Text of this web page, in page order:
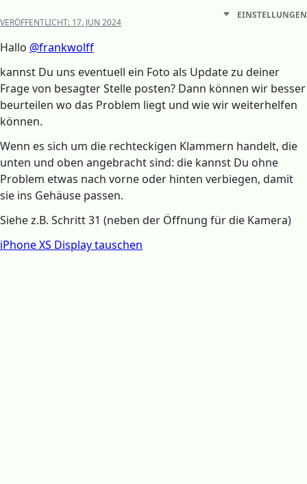
VERÖFFENTLICHT: 17. JUN 2024
EINSTELLUNGEN
Hallo @frankwolff
kannst Du uns eventuell ein Foto als Update zu deiner
Frage von besagter Stelle posten? Dann können wir besser
beurteilen wo das Problem liegt und wie wir weiterhelfen
können.
Wenn es sich um die rechteckigen Klammern handelt, die
unten und oben angebracht sind: die kannst Du ohne
Problem etwas nach vorne oder hinten verbiegen, damit
sie ins Gehäuse passen.
Siehe z.B. Schritt 31 (neben der Öffnung für die Kamera)
iPhone XS Display tauschen